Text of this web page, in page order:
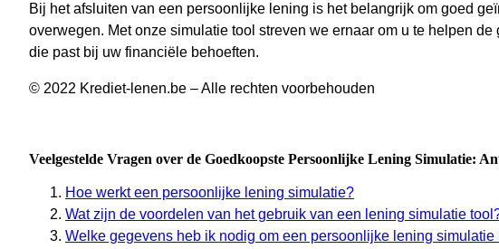
Bij het afsluiten van een persoonlijke lening is het belangrijk om goed
overwegen. Met onze simulatie tool streven we ernaar om u te helpen
die past bij uw financiële behoeften.
© 2022 Krediet-lenen.be – Alle rechten voorbehouden
Veelgestelde Vragen over de Goedkoopste Persoonlijke Lening Simulatie:
Hoe werkt een persoonlijke lening simulatie?
Wat zijn de voordelen van het gebruik van een lening simulatie
Welke gegevens heb ik nodig om een persoonlijke lening simulatie